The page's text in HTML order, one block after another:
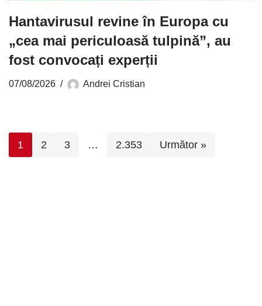
Hantavirusul revine în Europa cu
„cea mai periculoasă tulpină”, au
fost convocați experții
07/08/2026 Andrei Cristian
1 2 3 … 2.353 Următor »